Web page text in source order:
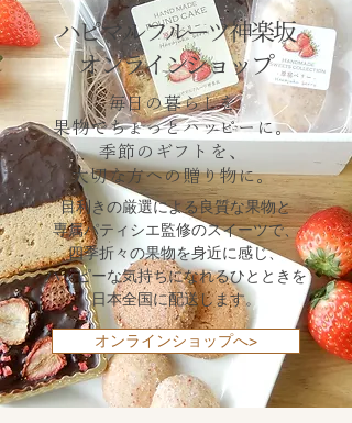
ハピマルフルーツ神楽坂
オンラインショップ
毎日の暮らしを
果物でちょっとハッピーに。
季節のギフトを、
大切な方への贈り物に。
目利きの厳選による良質な果物と
専属パティシエ監修のスイーツで、
四季折々の果物を身近に感じ、
ハッピーな気持ちになれるひとときを
日本全国に配送します。
オンラインショップへ>